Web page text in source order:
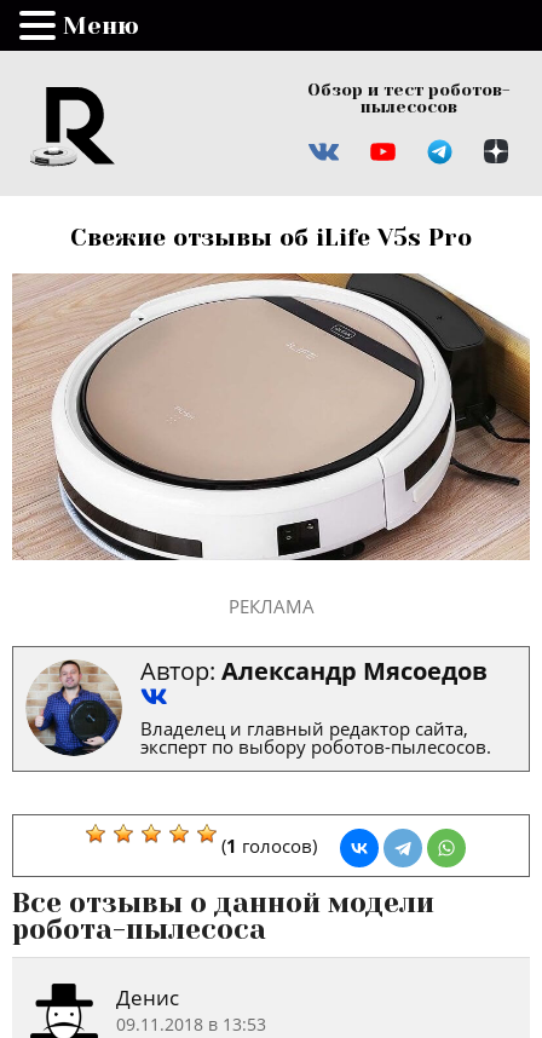
Обзор и тест роботов-
пылесосов
Свежие отзывы об iLife V5s Pro
РЕКЛАМА
Автор: Александр Мясоедов
Владелец и главный редактор сайта,
эксперт по выбору роботов-пылесосов.
(1 голосов)
Все отзывы о данной модели
робота-пылесоса
Денис
09.11.2018 в 13:53
Меню